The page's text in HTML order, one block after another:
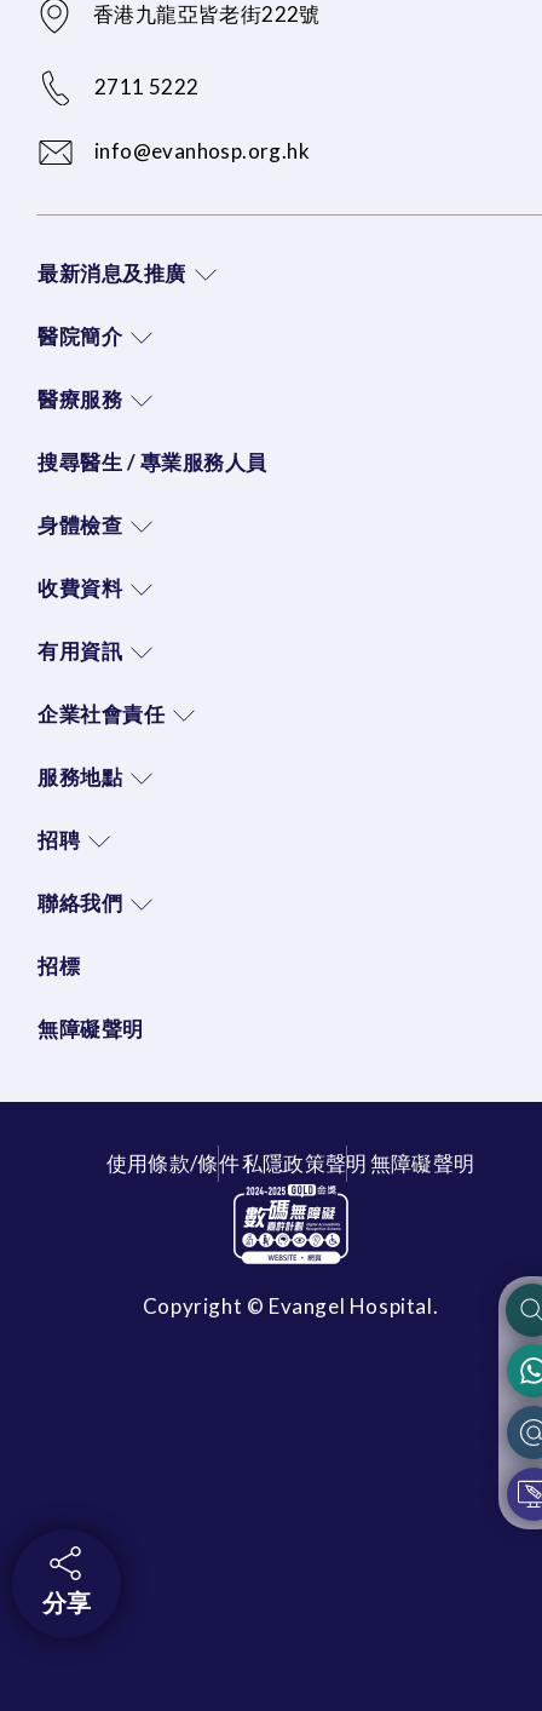
香港九龍亞皆老街222號
2711 5222
info@evanhosp.org.hk
最新消息及推廣
醫院簡介
醫療服務
搜尋醫生 / 專業服務人員
身體檢查
收費資料
有用資訊
企業社會責任
服務地點
招聘
聯絡我們
招標
無障礙聲明
使用條款/條件私隱政策聲明無障礙聲明
Copyright © Evangel Hospital.
分享